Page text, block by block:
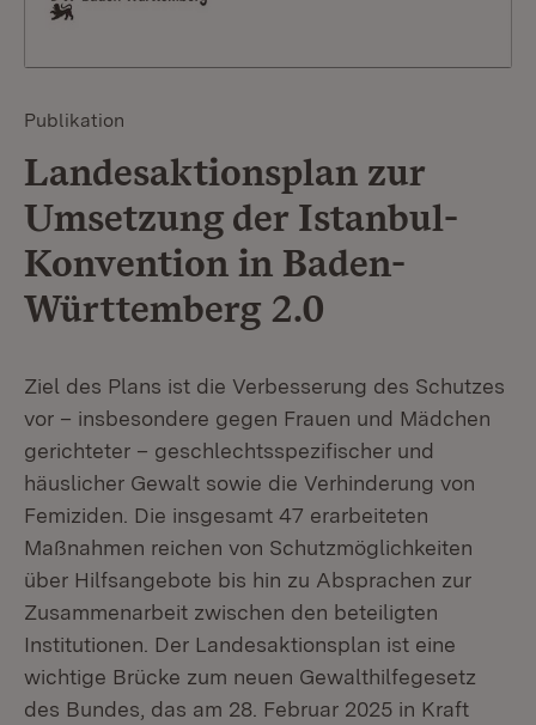
Publikation
Landesaktionsplan zur
Umsetzung der Istanbul-
Konvention in Baden-
Württemberg 2.0
Ziel des Plans ist die Verbesserung des Schutzes
vor – insbesondere gegen Frauen und Mädchen
gerichteter – geschlechtsspezifischer und
häuslicher Gewalt sowie die Verhinderung von
Femiziden. Die insgesamt 47 erarbeiteten
Maßnahmen reichen von Schutzmöglichkeiten
über Hilfsangebote bis hin zu Absprachen zur
Zusammenarbeit zwischen den beteiligten
Institutionen. Der Landesaktionsplan ist eine
wichtige Brücke zum neuen Gewalthilfegesetz
des Bundes, das am 28. Februar 2025 in Kraft